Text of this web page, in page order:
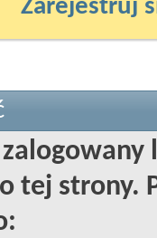
Zarejestruj
tej strony.